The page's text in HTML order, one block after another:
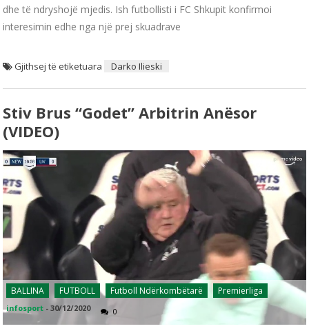
dhe të ndryshojë mjedis. Ish futbollisti i FC Shkupit konfirmoi
interesimin edhe nga një prej skuadrave
Gjithsej të etiketuara Darko Ilieski
Stiv Brus “godet” Arbitrin Anësor
(VIDEO)
BALLINA FUTBOLL Futboll Ndërkombëtarë Premierliga
infosport -30/12/2020 0